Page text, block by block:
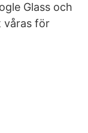
Glass och
våras för